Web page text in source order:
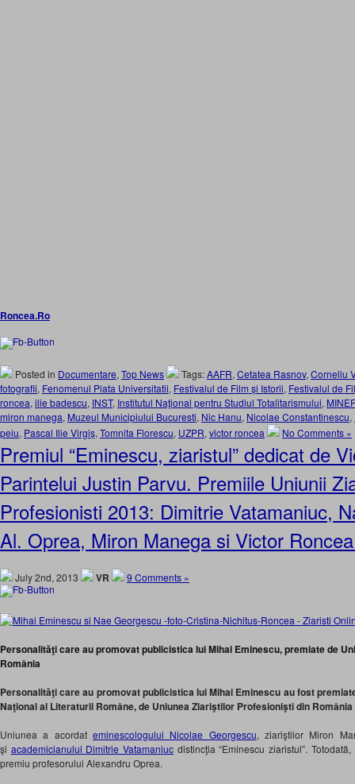
Roncea.Ro
Posted in Documentare, Top News Tags:AAFR, Cetatea Rasnov, Corneliu
fotografii, Fenomenul Piata Universitatii, Festivalul de Film și Istorii, Festivalul de
roncea, ilie badescu, INST, Institutul Naţional pentru Studiul Totalitarismului,
miron manega, Muzeul Municipiului Bucuresti, Nic Hanu, Nicolae Constantinescu,
peiu, Pascal Ilie Virgiș, Tomnita Florescu, UZPR, victor roncea No Comments »
Premiul “Eminescu, ziaristul” dedicat de
Parintelui Justin Parvu. Premiile Uniunii
Profesionisti 2013: Dimitrie Vatamaniuc,
Al. Oprea, Miron Manega si Victor
July 2nd, 2013 VR 9 Comments »
Personalităţi care au promovat publicistica lui Mihai Eminescu, premiate de
România
Personalităţi care au promovat publicistica lui Mihai Eminescu au fost
Naţional al Literaturii Române, de Uniunea Ziariştilor Profesionişti din România
Uniunea a acordat eminescologului Nicolae Georgescu, ziariştilor Miron
şi academicianului Dimitrie Vatamaniuc distincţia “Eminescu ziaristul”.
premiu profesorului Alexandru Oprea.